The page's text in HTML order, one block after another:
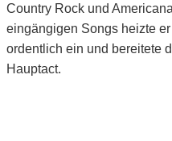
Country Rock und
eingängigen Songs heizte
ordentlich ein und bereitete
Hauptact.